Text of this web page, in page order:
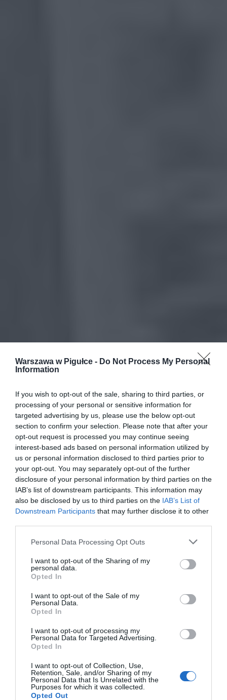
Warszawa w Pigułce - Do Not Process My Personal
Information
If you wish to opt-out of the sale, sharing to third parties, or
processing of your personal or sensitive information for
targeted advertising by us, please use the below opt-out
section to confirm your selection. Please note that after your
opt-out request is processed you may continue seeing
interest-based ads based on personal information utilized by
us or personal information disclosed to third parties prior to
your opt-out. You may separately opt-out of the further
disclosure of your personal information by third parties on the
IAB’s list of downstream participants. This information may
also be disclosed by us to third parties on the IAB’s List of
Downstream Participants that may further disclose it to other
Personal Data Processing Opt Outs
I want to opt-out of the Sharing of my
personal data.
Opted In
I want to opt-out of the Sale of my
Personal Data.
Opted In
I want to opt-out of processing my
Personal Data for Targeted Advertising.
Opted In
I want to opt-out of Collection, Use,
Retention, Sale, and/or Sharing of my
Personal Data that Is Unrelated with the
Purposes for which it was collected.
Opted Out